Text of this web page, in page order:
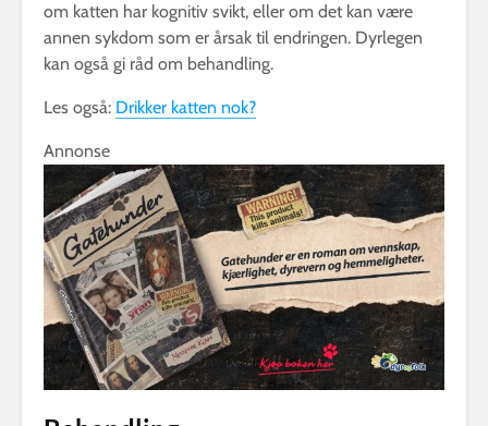
om katten har kognitiv svikt, eller om det kan være
annen sykdom som er årsak til endringen. Dyrlegen
kan også gi råd om behandling.
Les også: Drikker katten nok?
Annonse